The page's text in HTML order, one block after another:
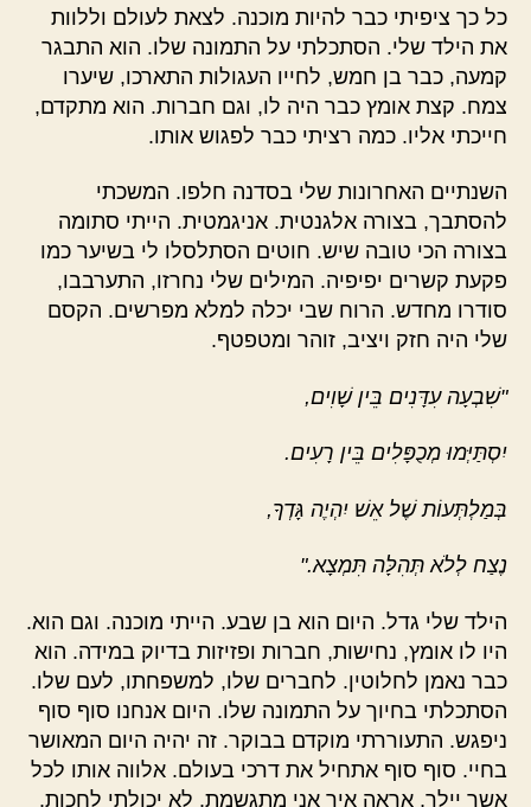
כל כך ציפיתי כבר להיות מוכנה. לצאת לעולם וללוות
את הילד שלי. הסתכלתי על התמונה שלו. הוא התבגר
קמעה, כבר בן חמש, לחייו העגולות התארכו, שיערו
צמח. קצת אומץ כבר היה לו, וגם חברות. הוא מתקדם,
חייכתי אליו. כמה רציתי כבר לפגוש אותו.
השנתיים האחרונות שלי בסדנה חלפו. המשכתי
להסתבך, בצורה אלגנטית. אניגמטית. הייתי סתומה
בצורה הכי טובה שיש. חוטים הסתלסלו לי בשיער כמו
פקעת קשרים יפיפיה. המילים שלי נחרזו, התערבבו,
סודרו מחדש. הרוח שבי יכלה למלא מפרשים. הקסם
שלי היה חזק ויציב, זוהר ומטפטף.
"שִׁבְעָה עִדָּנִים בֵּין שָׁוִים,
יִסְתַּיְּמוּ מְכֻפָּלִים בֵּין רָעִים.
בְּמַלְתְּעוֹת שֶׁל אֵשׁ יִהְיֶה גָּדְךָ,
נֶצַח לְלֹא תְּהִלָּה תִּמְצָא."
הילד שלי גדל. היום הוא בן שבע. הייתי מוכנה. וגם הוא.
היו לו אומץ, נחישות, חברות ופזיזות בדיוק במידה. הוא
כבר נאמן לחלוטין. לחברים שלו, למשפחתו, לעם שלו.
הסתכלתי בחיוך על התמונה שלו. היום אנחנו סוף סוף
ניפגש. התעוררתי מוקדם בבוקר. זה יהיה היום המאושר
בחיי. סוף סוף אתחיל את דרכי בעולם. אלווה אותו לכל
אשר יילך, אראה איך אני מתגשמת. לא יכולתי לחכות.